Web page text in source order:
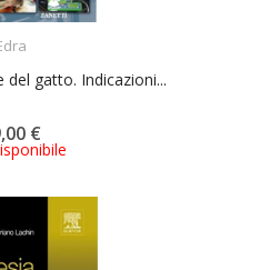
del gatto. Indicazioni...
€